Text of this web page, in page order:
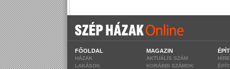
FŐOLDAL
HÁZAK
LAKÁSOK
MAGAZIN
AKTUÁLIS SZÁM
KORÁBBI SZÁMOK